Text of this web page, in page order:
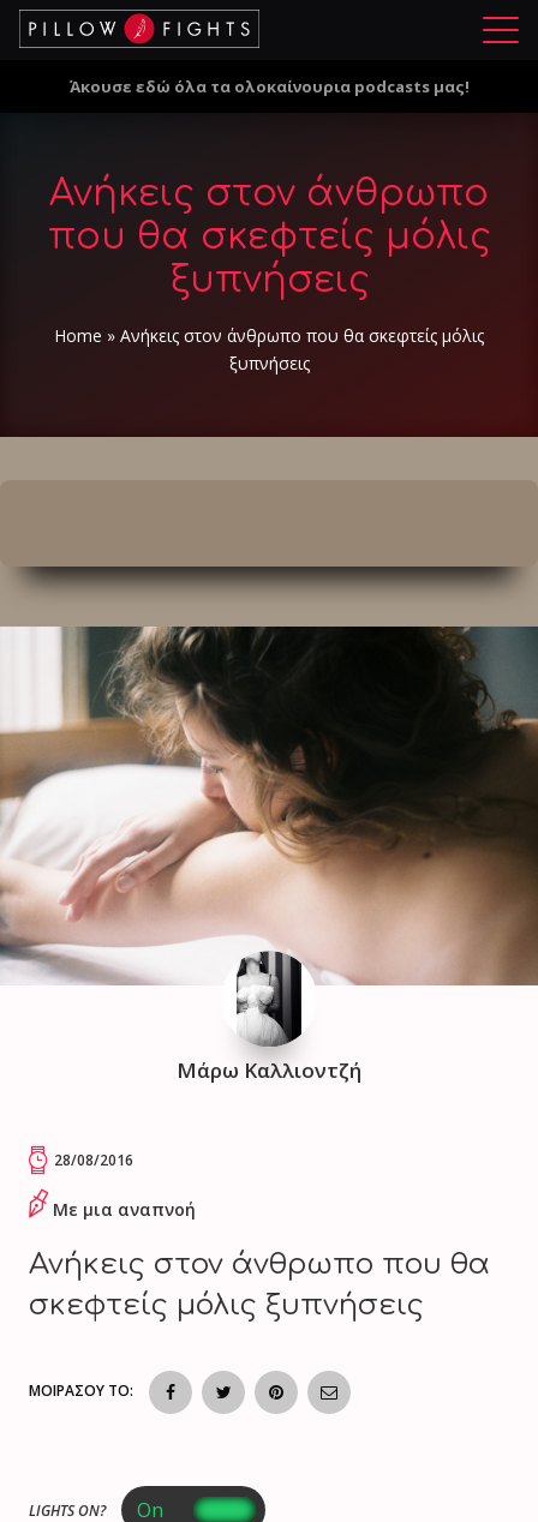
Μ
ο
Άκουσε εδώ όλα τα ολοκαίνουρια podcasts μας!
Ανήκεις στον άνθρωπο
που θα σκεφτείς μόλις
ξυπνήσεις
Home » Ανήκεις στον άνθρωπο που θα σκεφτείς μόλις
ξυπνήσεις
Μάρω Καλλιοντζή
28/08/2016
Με μια αναπνοή
Ανήκεις στον άνθρωπο που θα
σκεφτείς μόλις ξυπνήσεις
ΜΟΙΡΑΣΟΥ ΤΟ:
LIGHTS ON?